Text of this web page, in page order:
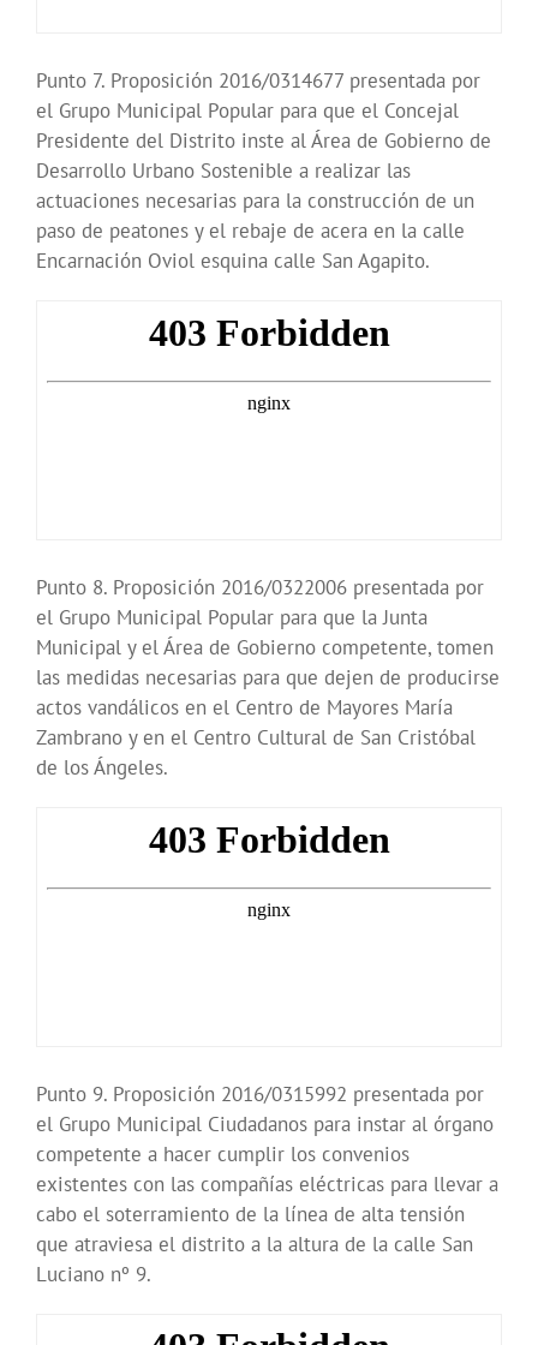
Punto 7. Proposición 2016/0314677 presentada por
el Grupo Municipal Popular para que el Concejal
Presidente del Distrito inste al Área de Gobierno de
Desarrollo Urbano Sostenible a realizar las
actuaciones necesarias para la construcción de un
paso de peatones y el rebaje de acera en la calle
Encarnación Oviol esquina calle San Agapito.
Punto 8. Proposición 2016/0322006 presentada por
el Grupo Municipal Popular para que la Junta
Municipal y el Área de Gobierno competente, tomen
las medidas necesarias para que dejen de producirse
actos vandálicos en el Centro de Mayores María
Zambrano y en el Centro Cultural de San Cristóbal
de los Ángeles.
Punto 9. Proposición 2016/0315992 presentada por
el Grupo Municipal Ciudadanos para instar al órgano
competente a hacer cumplir los convenios
existentes con las compañías eléctricas para llevar a
cabo el soterramiento de la línea de alta tensión
que atraviesa el distrito a la altura de la calle San
Luciano nº 9.